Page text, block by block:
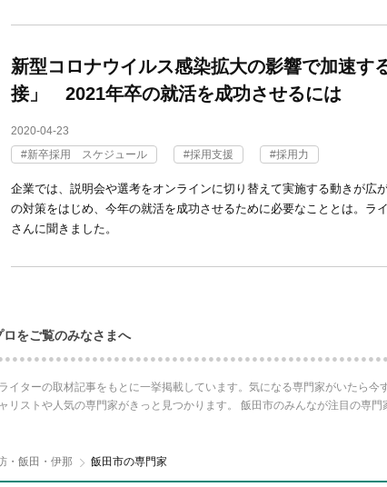
新型コロナウイルス感染拡大の影響で加速す
接」 2021年卒の就活を成功させるには
2020-04-23
新卒採用 スケジュール
採用支援 採用力
企業では、説明会や選考をオンラインに切り替えて実施する動きが広
の対策をはじめ、今年の就活を成功させるために必要なこととは。ラ
さんに聞きました。
ロをご覧のみなさまへ
イターの取材記事をもとに一挙掲載しています。気になる専門家がいたら
ストや人気の専門家がきっと見つかります。 飯田市のみんなが注目の専門
・飯田・伊那 飯田市の専門家